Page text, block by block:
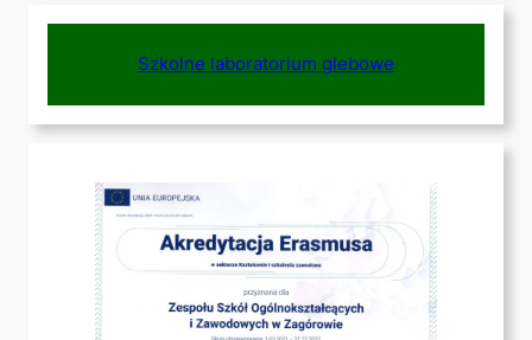
Szkolne laboratorium glebowe